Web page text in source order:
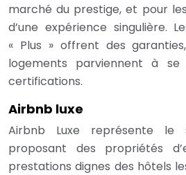
marché du prestige, et pour
d’une expérience singulière.
« Plus » offrent des
logements parviennent à se
certifications.
Airbnb luxe
Airbnb Luxe représente le
proposant des propriétés
prestations dignes des hôtels